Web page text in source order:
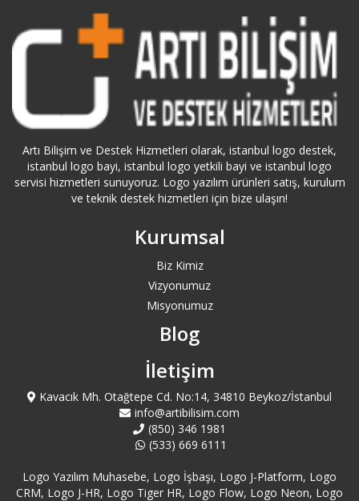
Artı Bilişim ve Destek Hizmetleri olarak, istanbul logo destek,
istanbul logo bayi, istanbul logo yetkili bayi ve istanbul logo
servisi hizmetleri sunuyoruz. Logo yazılım ürünleri satış, kurulum
ve teknik destek hizmetleri için bize ulaşın!
Kurumsal
Biz Kimiz
Vizyonumuz
Misyonumuz
Blog
İletişim
Kavacık Mh. Otağtepe Cd. No:14, 34810 Beykoz/İstanbul
info@artibilisim.com
(850) 346 1981
(533) 669 6111
Logo Yazılım Muhasebe, Logo İşbaşı, Logo J-Platform, Logo
CRM, Logo J-HR, Logo Tiger HR, Logo Flow, Logo Neon, Logo